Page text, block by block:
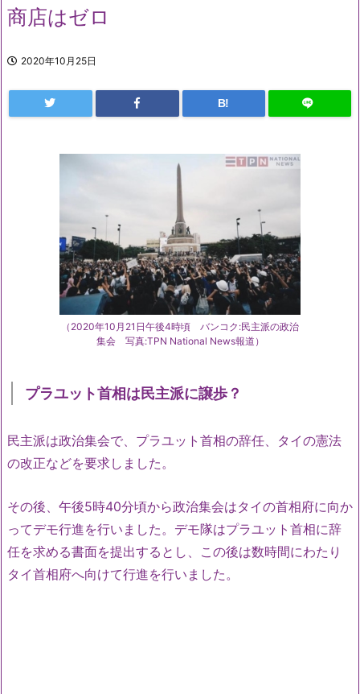
商店はゼロ
2020年10月25日
B!
（2020年10月21日午後4時頃 バンコク:民主派の政治
集会 写真:TPN National News報道）
プラユット首相は民主派に譲歩？
民主派は政治集会で、プラユット首相の辞任、タイの憲法
の改正などを要求しました。
その後、午後5時40分頃から政治集会はタイの首相府に向か
ってデモ行進を行いました。デモ隊はプラユット首相に辞
任を求める書面を提出するとし、この後は数時間にわたり
タイ首相府へ向けて行進を行いました。